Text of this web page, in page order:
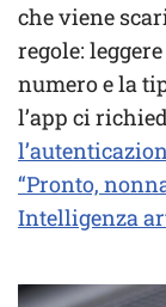
che viene
regole:
numero e la
l’app ci
“Pronto,
Intelligenza